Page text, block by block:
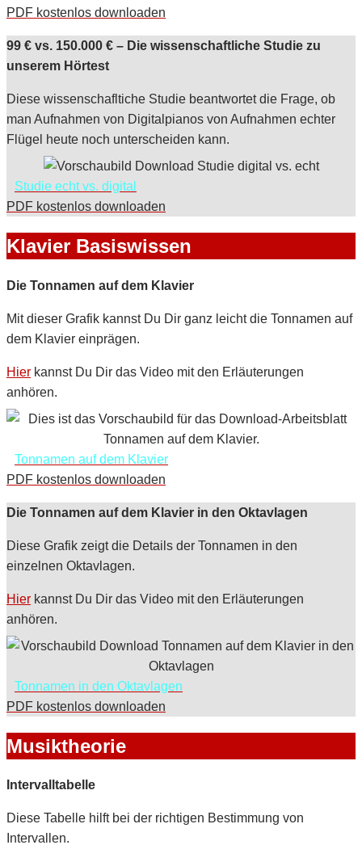
PDF kostenlos downloaden
99 € vs. 150.000 € – Die wissenschaftliche Studie zu
unserem Hörtest
Diese wissenschafltiche Studie beantwortet die Frage, ob
man Aufnahmen von Digitalpianos von Aufnahmen echter
Flügel heute noch unterscheiden kann.
Studie echt vs. digital
PDF kostenlos downloaden
Klavier Basiswissen
Die Tonnamen auf dem Klavier
Mit dieser Grafik kannst Du Dir ganz leicht die Tonnamen auf
dem Klavier einprägen.
Hier kannst Du Dir das Video mit den Erläuterungen
anhören.
Tonnamen auf dem Klavier
PDF kostenlos downloaden
Die Tonnamen auf dem Klavier in den Oktavlagen
Diese Grafik zeigt die Details der Tonnamen in den
einzelnen Oktavlagen.
Hier kannst Du Dir das Video mit den Erläuterungen
anhören.
Tonnamen in den Oktavlagen
PDF kostenlos downloaden
Musiktheorie
Intervalltabelle
Diese Tabelle hilft bei der richtigen Bestimmung von
Intervallen.